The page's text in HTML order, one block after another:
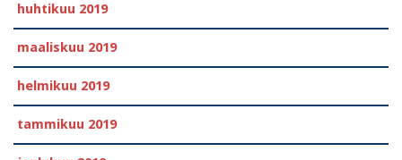
huhtikuu 2019
maaliskuu 2019
helmikuu 2019
tammikuu 2019